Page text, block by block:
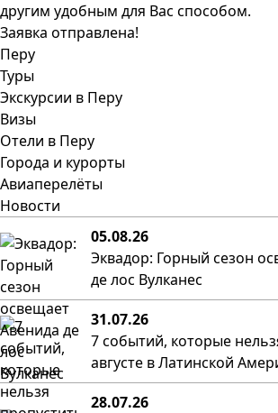
другим удобным для Вас способом.
Заявка отправлена!
Перу
Туры
Экскурсии в Перу
Визы
Отели в Перу
Города и курорты
Авиаперелёты
Новости
05.08.26
Эквадор: Горный сезон
де лос Вулканес
31.07.26
7 событий, которые
августе в Латинской
28.07.26